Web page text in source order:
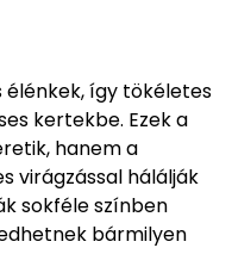
élénkek, így tökéletes
kertekbe. Ezek a
hanem a
virágzással hálálják
sokféle színben
bármilyen